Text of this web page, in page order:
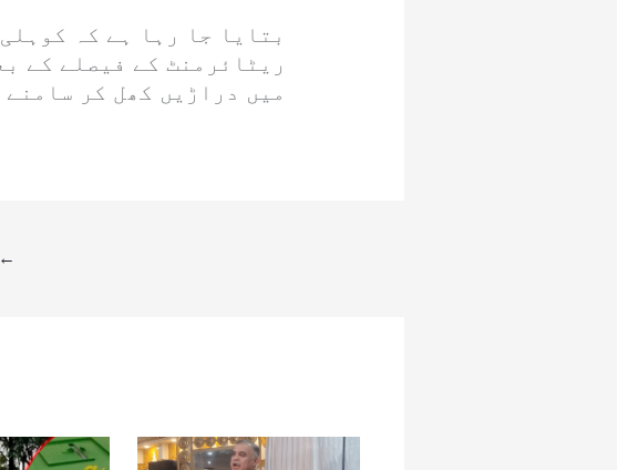
بتایا جا رہا ہے کہ
ریٹائرمنٹ کے فیصلے کے
میں دراڑیں کھل کر سامنے
←